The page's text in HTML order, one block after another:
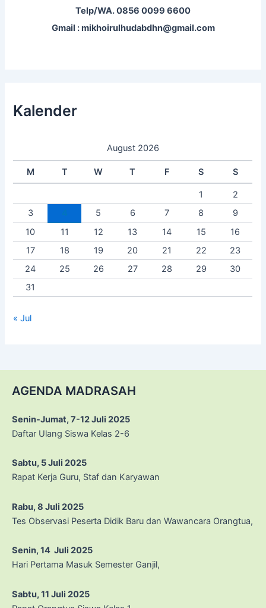
Telp/WA. 0856 0099 6600
Gmail : mikhoirulhudabdhn@gmail.com
Kalender
August 2026
M T W T F S S
1
2
3
5 6 7 8
9
10
11 12 13 14 15
16
17
18 19 20 21 22
23
24
25 26 27 28 29
30
31
« Jul
AGENDA MADRASAH
Senin-Jumat, 7-12 Juli 2025
Daftar Ulang Siswa Kelas 2-6
Sabtu, 5 Juli 2025
Rapat Kerja Guru, Staf dan Karyawan
Rabu, 8 Juli 2025
Tes Observasi Peserta Didik Baru dan Wawancara Orangtua,
Senin, 14 Juli 2025
Hari Pertama Masuk Semester Ganjil,
Sabtu, 11 Juli 2025